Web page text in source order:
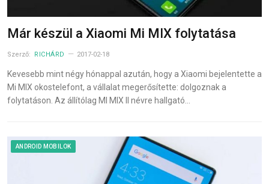
Már készül a Xiaomi Mi MIX folytatása
Szerző: RICHÁRD 2017-02-18
Kevesebb mint négy hónappal azután, hogy a Xiaomi bejelentette a
Mi MIX okostelefont, a vállalat megerősítette: dolgoznak a
folytatáson. Az állítólag MI MIX II névre hallgató…
ANDROID MOBILOK